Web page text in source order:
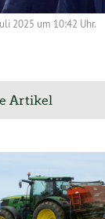
2025 um 10:42 Uhr.
Artikel